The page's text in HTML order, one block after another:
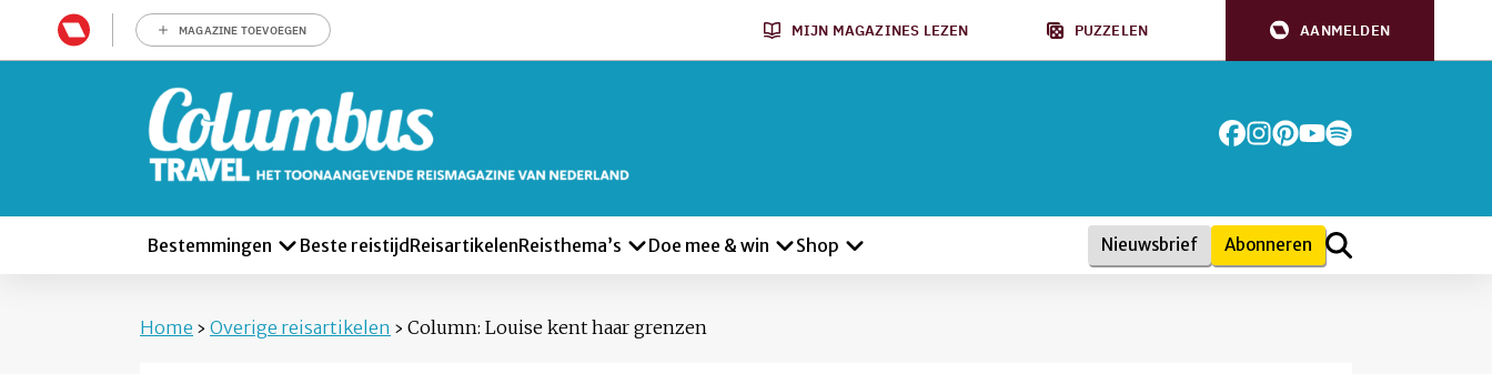
MAGAZINE TOEVOEGEN MIJN MAGAZINES LEZEN PUZZELEN AANMELDEN
Bestemmingen Beste reistijd ReisartikelenReisthema’s Doe mee & win Shop Nieuwsbrief Abonneren
Home › Overige reisartikelen › Column: Louise kent haar grenzen